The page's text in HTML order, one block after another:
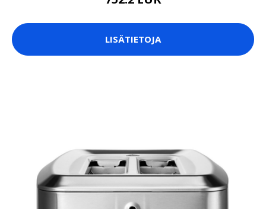
LISÄTIETOJA